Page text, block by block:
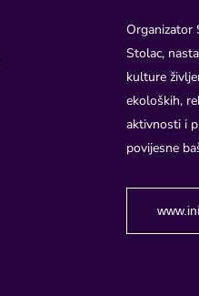
Organizator
Stolac,
kulture
ekoloških,
aktivnosti i
povijesne